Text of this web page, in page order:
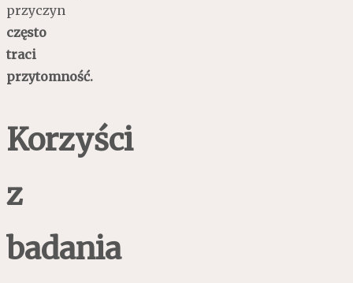
przyczyn
często
traci
przytomność.
Korzyści
z
badania